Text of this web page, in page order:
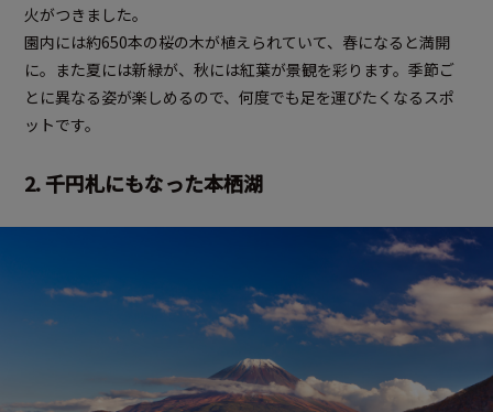
火がつきました。
園内には約650本の桜の木が植えられていて、春になると満開
に。また夏には新緑が、秋には紅葉が景観を彩ります。季節ご
とに異なる姿が楽しめるので、何度でも足を運びたくなるスポ
ットです。
2. 千円札にもなった本栖湖